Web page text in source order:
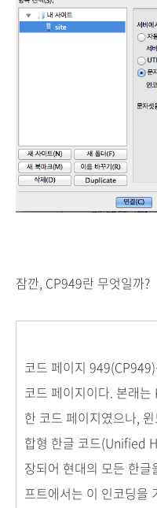
잠깐, CP949란 무엇일까?
코드 페이지
코드 페이지이다. 본래
한 코드 페이지였으나,
합형 한글 코드(Unified
장되어 현대의 모든 한
프트에서는 이 인코딩을